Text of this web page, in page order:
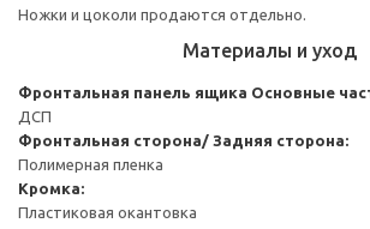
Ножки и цоколи продаются отдельно.
Материалы и уход
Фронтальная панель ящика Основные
ДСП
Фронтальная сторона/ Задняя сторона:
Полимерная пленка
Кромка:
Пластиковая окантовка